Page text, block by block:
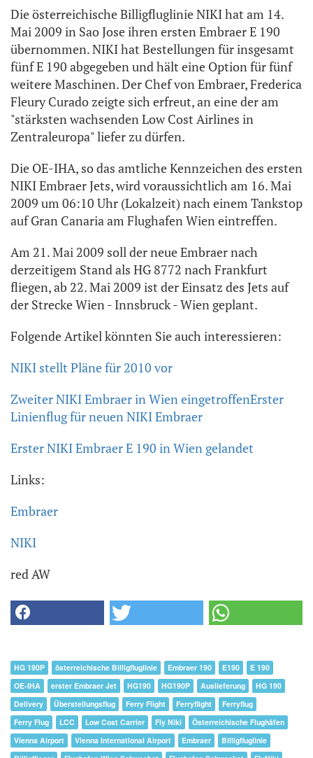
Die österreichische Billigfluglinie NIKI hat am 14.
Mai 2009 in Sao Jose ihren ersten Embraer E 190
übernommen. NIKI hat Bestellungen für insgesamt
fünf E 190 abgegeben und hält eine Option für fünf
weitere Maschinen. Der Chef von Embraer, Frederica
Fleury Curado zeigte sich erfreut, an eine der am
"stärksten wachsenden Low Cost Airlines in
Zentraleuropa" liefer zu dürfen.
Die OE-IHA, so das amtliche Kennzeichen des ersten
NIKI Embraer Jets, wird voraussichtlich am 16. Mai
2009 um 06:10 Uhr (Lokalzeit) nach einem Tankstop
auf Gran Canaria am Flughafen Wien eintreffen.
Am 21. Mai 2009 soll der neue Embraer nach
derzeitigem Stand als HG 8772 nach Frankfurt
fliegen, ab 22. Mai 2009 ist der Einsatz des Jets auf
der Strecke Wien - Innsbruck - Wien geplant.
Folgende Artikel könnten Sie auch interessieren:
NIKI stellt Pläne für 2010 vor
Zweiter NIKI Embraer in Wien eingetroffenErster
Linienflug für neuen NIKI Embraer
Erster NIKI Embraer E 190 in Wien gelandet
Links:
Embraer
NIKI
red AW
HG 190P österreichische Billigfluglinie Embraer 190 E190
E 190
OE-IHA
erster Embraer Jet HG190 HG190P Auslieferung
HG 190
Delivery
Überstellungsflug Ferry Flight Ferryflight
Ferryflug
Ferry Flug
LCC Low Cost Carrier Fly Niki
Österreichische Flughäfen
Vienna Airport
Vienna International Airport Embraer
Billigfluglinie